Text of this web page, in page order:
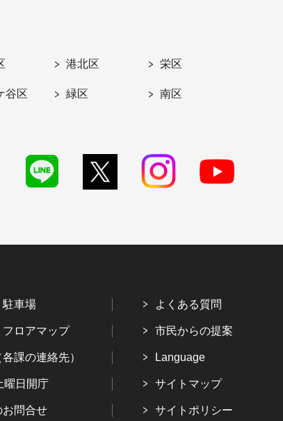
港北区 栄区
谷区 緑区 南区
駐車場
フロアマップ
課の連絡先）
曜日開庁
お問合せ
よくある質問
市民からの提案
Language
サイトマップ
サイトポリシー